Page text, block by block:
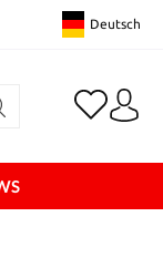
Deutsch